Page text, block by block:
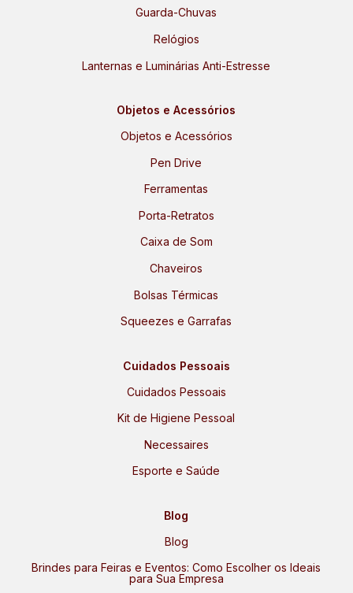
Guarda-Chuvas
Relógios
Lanternas e Luminárias Anti-Estresse
Objetos e Acessórios
Objetos e Acessórios
Pen Drive
Ferramentas
Porta-Retratos
Caixa de Som
Chaveiros
Bolsas Térmicas
Squeezes e Garrafas
Cuidados Pessoais
Cuidados Pessoais
Kit de Higiene Pessoal
Necessaires
Esporte e Saúde
Blog
Blog
Brindes para Feiras e Eventos: Como Escolher os Ideais
para Sua Empresa